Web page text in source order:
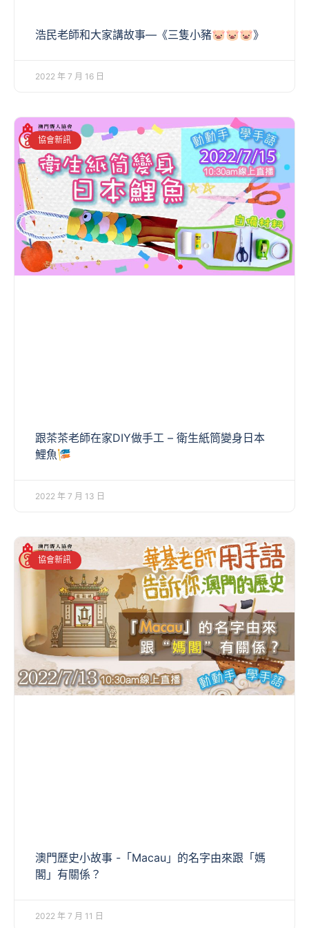
浩民老師和大家講故事—《三隻小豬🐷🐷🐷》
2022 年 7 月 16 日
協會新訊
跟茶茶老師在家DIY做手工 – 衛生紙筒變身日本
鯉魚🎏
2022 年 7 月 13 日
協會新訊
澳門歷史小故事 -「Macau」的名字由來跟「媽
閣」有關係？
2022 年 7 月 11 日